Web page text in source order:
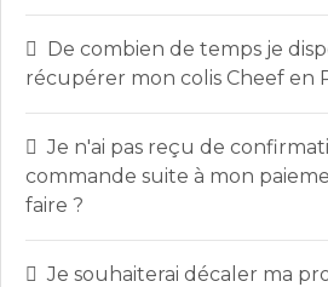
De combien de temps je
récupérer mon colis Cheef en
Je n'ai pas reçu de
commande suite à mon
faire ?
Je souhaiterai décaler ma